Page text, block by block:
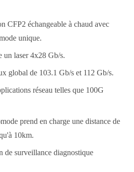
CFP2 échangeable à chaud avec
unique.
un laser 4x28 Gb/s.
global de 103.1 Gb/s et 112 Gb/s.
réseau telles que 100G
prend en charge une distance de
10km.
surveillance diagnostique